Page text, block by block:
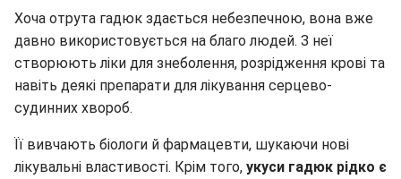
Хоча отрута гадюк здається небезпечною, вона вже
давно використовується на благо людей. З неї
створюють ліки для знеболення, розрідження крові та
навіть деякі препарати для лікування серцево-
судинних хвороб.
Її вивчають біологи й фармацевти, шукаючи нові
лікувальні властивості. Крім того, укуси гадюк рідко є